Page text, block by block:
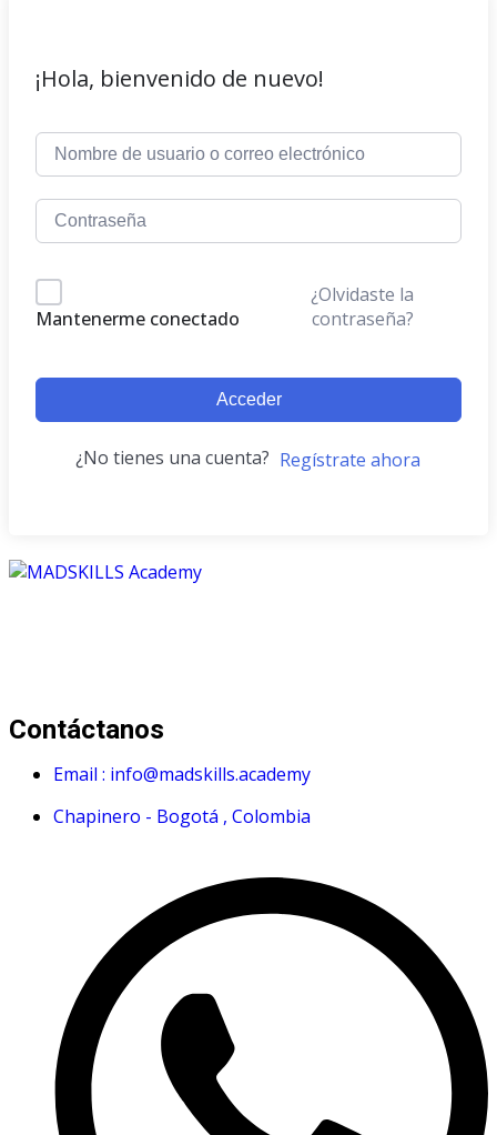
¡Hola, bienvenido de nuevo!
Mantenerme conectado
¿Olvidaste la
contraseña?
Acceder
¿No tienes una cuenta? Regístrate ahora
Contáctanos
Email : info@madskills.academy
Chapinero - Bogotá , Colombia